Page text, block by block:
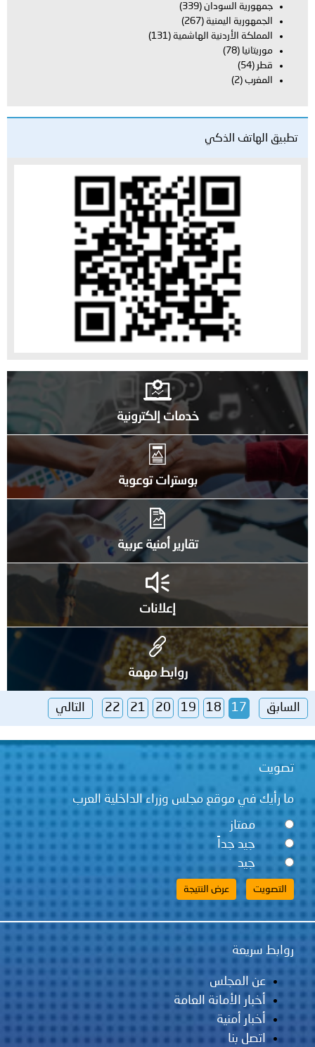
جمهورية السودان (339)
الجمهورية اليمنية (267)
المملكة الأردنية الهاشمية (131)
موريتانيا (78)
قطر (54)
المغرب (2)
تطبيق الهاتف الذكي
خدمات إلكترونية
بوسترات توعوية
تقارير أمنية عربية
إعلانات
روابط مهمة
السابق 17
18
19
20
21
22 التالي
تصويت
ما رأيك في موقع مجلس وزراء الداخلية العرب
ممتاز
جيد جداً
جيد
روابط سريعة
عن المجلس
أخبار الأمانة العامة
أخبار أمنية
اتصل بنا